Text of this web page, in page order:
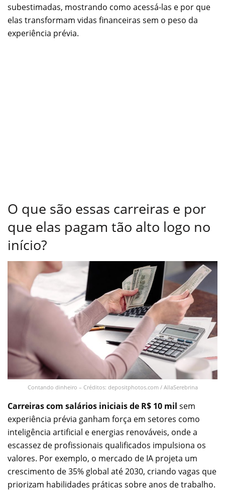
subestimadas, mostrando como acessá-las e por que
elas transformam vidas financeiras sem o peso da
experiência prévia.
O que são essas carreiras e por
que elas pagam tão alto logo no
início?
Contando dinheiro – Créditos: depositphotos.com / AllaSerebrina
Carreiras com salários iniciais de R$ 10 mil sem
experiência prévia ganham força em setores como
inteligência artificial e energias renováveis, onde a
escassez de profissionais qualificados impulsiona os
valores. Por exemplo, o mercado de IA projeta um
crescimento de 35% global até 2030, criando vagas que
priorizam habilidades práticas sobre anos de trabalho.